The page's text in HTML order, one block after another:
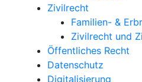
Zivilrecht
Familien- &
Zivilrecht und
Öffentliches Recht
Datenschutz
Digitalisierung